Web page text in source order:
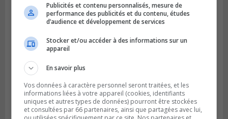
Publicités et contenu personnalisés, mesure de
performance des publicités et du contenu, études
d’audience et développement de services
Stocker et/ou accéder à des informations sur un
appareil
En savoir plus
Vos données à caractère personnel seront traitées, et les
informations liées à votre appareil (cookies, identifiants
uniques et autres types de données) pourront être stockées
et consultées par 66 partenaires, ainsi que partagées avec lui,